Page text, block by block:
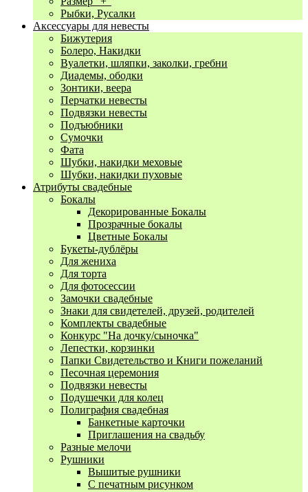
Рыбки, Русалки
Аксессуары для невесты
Бижутерия
Болеро, Накидки
Вуалетки, шляпки, заколки, гребни
Диадемы, ободки
Зонтики, веера
Перчатки невесты
Подвязки невесты
Подъюбники
Сумочки
Фата
Шубки, накидки меховые
Шубки, накидки пуховые
Атрибуты свадебные
Бокалы
Декорированные Бокалы
Прозрачные бокалы
Цветные Бокалы
Букеты-дублёры
Для жениха
Для торта
Для фотосессии
Замочки свадебные
Знаки для свидетелей, друзей, родителей
Комплекты свадебные
Конкурс "На дочку/сыночка"
Лепестки, корзинки
Папки Свидетельство и Книги пожеланий
Песочная церемония
Подвязки невесты
Подушечки для колец
Полиграфия свадебная
Банкетные карточки
Приглашения на свадьбу
Разные мелочи
Рушники
Вышитые рушники
С печатным рисунком